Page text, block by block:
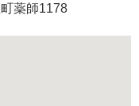
薬師1178